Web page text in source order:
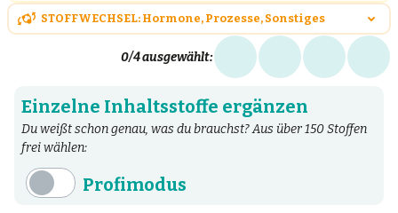
STOFFWECHSEL: Hormone, Prozesse, Sonstiges
0/4 ausgewählt:
Einzelne Inhaltsstoffe ergänzen
Du weißt schon genau, was du brauchst? Aus über 150 Stoffen
frei wählen:
Profimodus